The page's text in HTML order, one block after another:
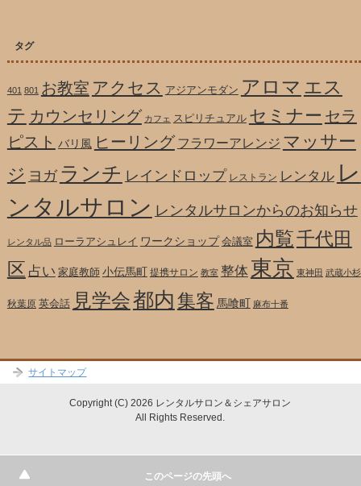
タグ
401 801 お教室 アクセス アジアンモダン アロマ エス
テ カウンセリング カフェ スピリチュアル セミナー セラ
ピスト バリ風 ヒーリング フラワーアレンジ マッサー
ジ ヨガ ランチ レインドロップ レストラン レンタル レ
ンタルサロン レンタルサロンからのお知らせ
レンタル品 ローラアシュレイ ワークショップ 会議室 内覧千代田
区 占い 家庭教師 小伝馬町 提携サロン 教室 整体 東京 東神田 武蔵小杉
秋葉原 英会話 見学会都内 集客 馬喰町 麻布十番
サイトマップ
Copyright (C) 2026 レンタルサロン＆シェアサロン
All Rights Reserved.
このページの先頭へ